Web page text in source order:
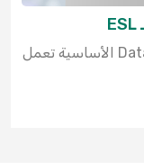
محطة Datallen PG-4K ESL Base Station الأساسية تعمل